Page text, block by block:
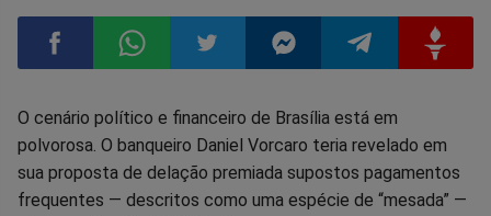
Compartilhar
no
Compartilhar
no
Compartilhar
no
Compartilhar
no
Compartilhar
no
no
O cenário político e financeiro de Brasília está em
polvorosa. O banqueiro Daniel Vorcaro teria revelado em
sua proposta de delação premiada supostos pagamentos
frequentes — descritos como uma espécie de “mesada” —